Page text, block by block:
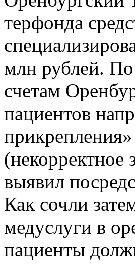
терфонда
млн рублей.
счетам
пациентов
выявил
Как сочли
медуслуги в
пациенты